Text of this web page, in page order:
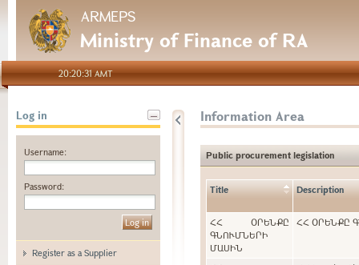
ARMEPS
Ministry of Finance of RA
20:20:31 AMT
Log in
Username:
Password:
Register as a Supplier
Information Area
Public procurement legislation
Title Description
ՀՀ ՕՐԵՆՔԸ
ԳՆՈՒՄՆԵՐԻ
ՄԱՍԻՆ
ՀՀ ՕՐԵՆՔԸ